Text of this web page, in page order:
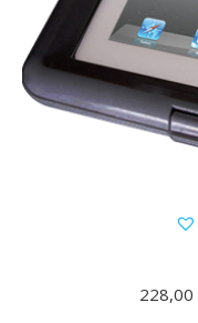
228,00